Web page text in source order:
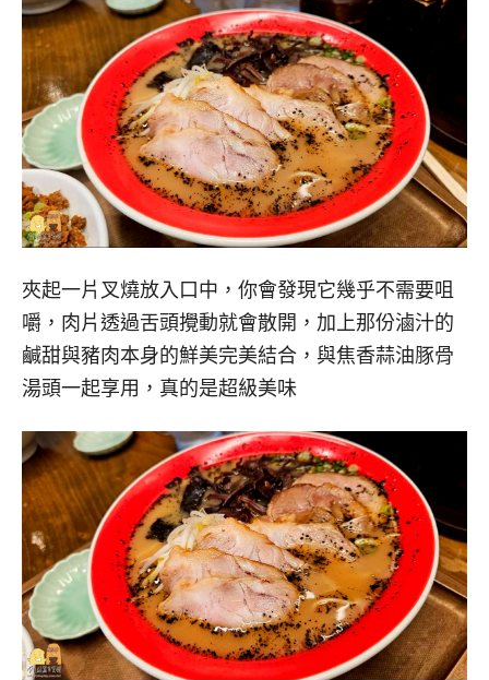
夾起一片叉燒放入口中，你會發現它幾乎不需要咀
嚼，肉片透過舌頭攪動就會散開，加上那份滷汁的
鹹甜與豬肉本身的鮮美完美結合，與焦香蒜油豚骨
湯頭一起享用，真的是超級美味